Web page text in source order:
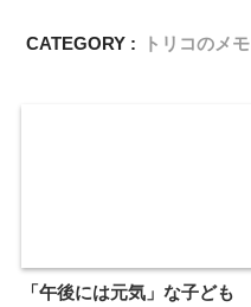
CATEGORY : トリコのメモ
「午後には元気」な子ども